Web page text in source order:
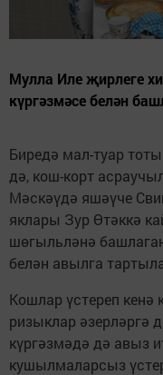
Мулла Иле җирлеге
күргәзмәсе белән
Биредә мал-туар
дә, кош-корт
Мәскәүдә яшәүче
яклары Зур Өтәккә
шөгыльләнә
белән авылга
Кошлар үстереп ке­нә
ризыклар әзерләргә
күргәзмәдә дә авыз
кушылмаларсыз